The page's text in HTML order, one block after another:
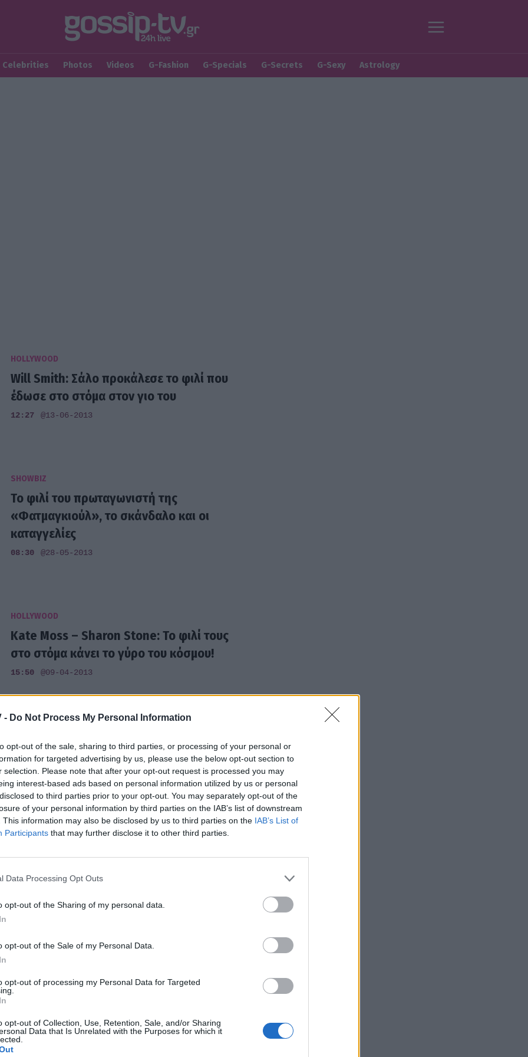
- Do Not Process My Personal Information
opt-out of the sale, sharing to third parties, or processing of your personal or
for targeted advertising by us, please use the below opt-out section to
selection. Please note that after your opt-out request is processed you may
interest-based ads based on personal information utilized by us or personal
to third parties prior to your opt-out. You may separately opt-out of the
of your personal information by third parties on the IAB’s list of downstream
This information may also be disclosed by us to third parties on the IAB’s List of
Participants that may further disclose it to other third parties.
Data Processing Opt Outs
opt-out of the Sharing of my personal data.
opt-out of the Sale of my Personal Data.
opt-out of processing my Personal Data for Targeted
opt-out of Collection, Use, Retention, Sale, and/or Sharing
Data that Is Unrelated with the Purposes for which it
Celebrities Photos Videos G-Fashion G-Specials G-Secrets G-Sexy Astrology
HOLLYWOOD
Will Smith: Σάλο προκάλεσε το φιλί που
έδωσε στο στόμα στον γιο του
12:27 @13-06-2013
SHOWBIZ
Το φιλί του πρωταγωνιστή της
«Φατμαγκιούλ», το σκάνδαλο και οι
καταγγελίες
08:30 @28-05-2013
HOLLYWOOD
Kate Moss – Sharon Stone: Το φιλί τους
στο στόμα κάνει το γύρο του κόσμου!
15:50 @09-04-2013
HOLLYWOOD
Τον φίλησε στο στόμα από τη χαρά του!
(φωτό)
11:01 @11-02-2013
SHOWBIZ
Γερμανού!
Φιλί στο στόμα αντάλλαξε ο Ψινάκης με
τον…